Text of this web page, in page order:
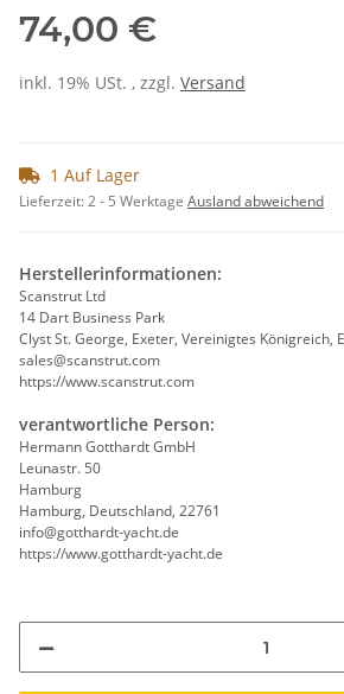
74,00 €
inkl. 19% USt. , zzgl. Versand
1 Auf Lager
Lieferzeit:2 - 5 Werktage Ausland abweichend
Herstellerinformationen:
Scanstrut Ltd
14 Dart Business Park
Clyst St. George, Exeter, Vereinigtes Königreich,
sales@scanstrut.com
https://www.scanstrut.com
verantwortliche Person:
Hermann Gotthardt GmbH
Leunastr. 50
Hamburg
Hamburg, Deutschland, 22761
info@gotthardt-yacht.de
https://www.gotthardt-yacht.de